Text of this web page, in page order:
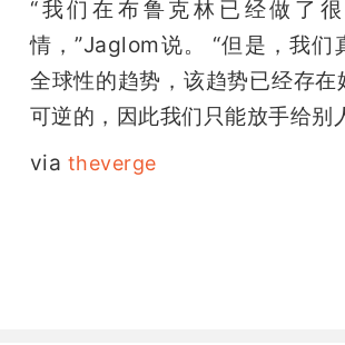
“我们在布鲁克林已经做了
情，”Jaglom说。 “但是，我们
全球性的趋势，该趋势已经存在
可逆的，因此我们只能放手给别
via theverge